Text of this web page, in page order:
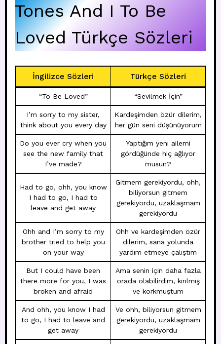
Tones And I To Be
Loved Türkçe Sözleri
İngilizce Sözleri Türkçe Sözleri
“To Be Loved” “Sevilmek İçin”
I’m sorry to my sister,
think about you every day
Kardeşimden özür dilerim,
her gün seni düşünüyorum
Do you ever cry when you
see the new family that
I’ve made?
Yaptığım yeni ailemi
gördüğünde hiç ağlıyor
musun?
Had to go, ohh, you know
I had to go, I had to
leave and get away
Gitmem gerekiyordu, ohh,
biliyorsun gitmem
gerekiyordu, uzaklaşmam
gerekiyordu
Ohh and I’m sorry to my
brother tried to help you
on your way
Ohh ve kardeşimden özür
dilerim, sana yolunda
yardım etmeye çalıştım
But I could have been
there more for you, I was
broken and afraid
Ama senin için daha fazla
orada olabilirdim, kırılmış
ve korkmuştum
And ohh, you know I had
to go, I had to leave and
get away
Ve ohh, biliyorsun gitmem
gerekiyordu, uzaklaşmam
gerekiyordu